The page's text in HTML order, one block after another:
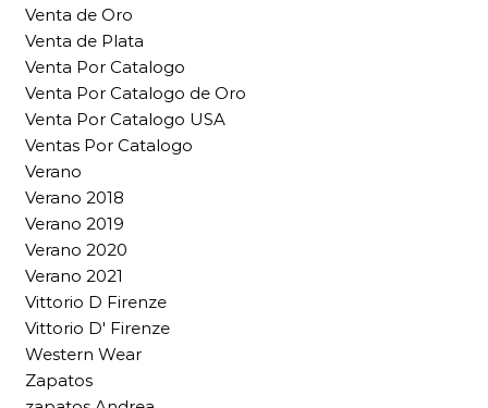
Venta de Oro
Venta de Plata
Venta Por Catalogo
Venta Por Catalogo de Oro
Venta Por Catalogo USA
Ventas Por Catalogo
Verano
Verano 2018
Verano 2019
Verano 2020
Verano 2021
Vittorio D Firenze
Vittorio D' Firenze
Western Wear
Zapatos